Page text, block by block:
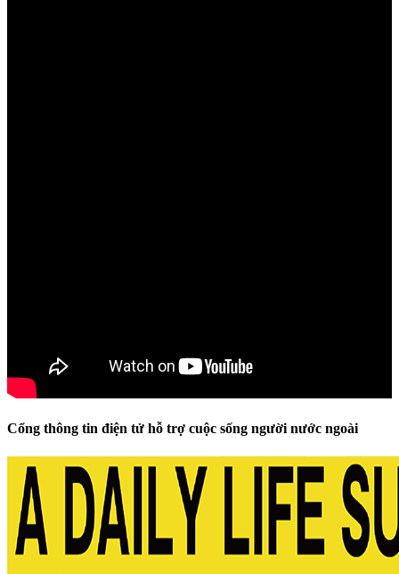
Cổng thông tin điện tử hỗ trợ cuộc sống người nước ngoài